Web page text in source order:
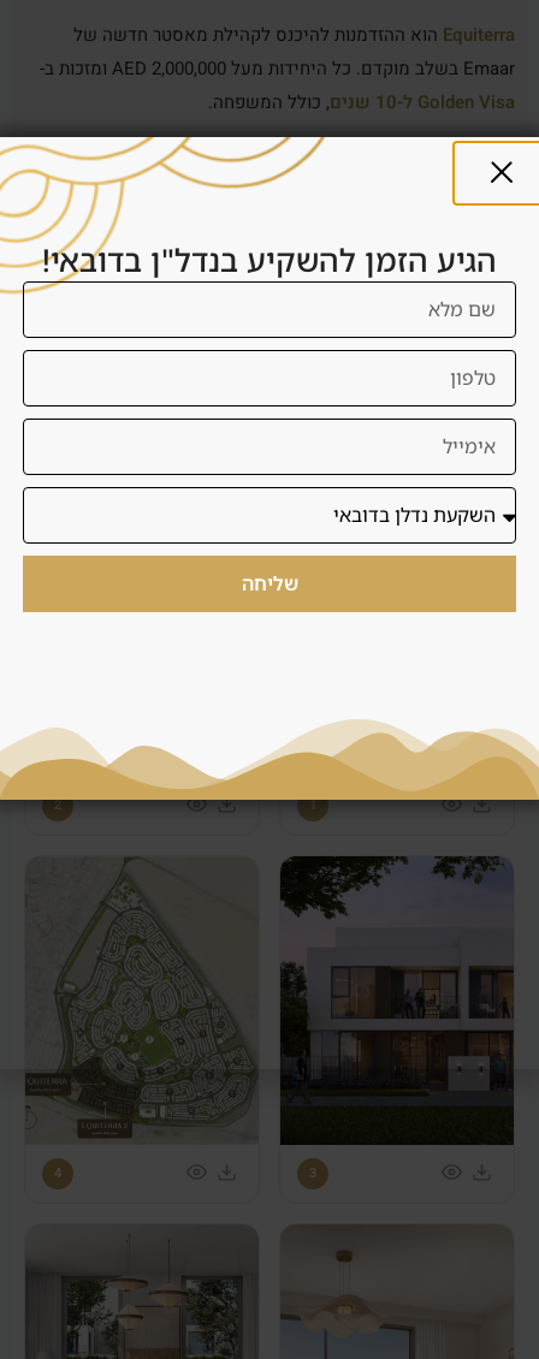
Equiterra הוא ההזדמנות להיכנס לקהילת מאסטר חדשה של
Emaar בשלב מוקדם. כל היחידות מעל 2,000,000 AED ומזכות ב-
Golden Visa ל-10 שנים
, כולל המשפחה.
גלריה
גלריה – Equiterra by Emaar
טאונהאוסים בעיצוב בהשראת עולם הפולו והרכיבה, מוקפים
בשטחים ירוקים עצומים.
1
2
3
4
הגיע הזמן להשקיע בנדל"ן בדובאי!
שליחה